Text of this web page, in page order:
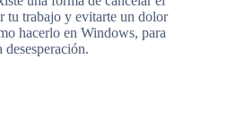
tu trabajo y evitarte un dolor
hacerlo en Windows, para
desesperación.